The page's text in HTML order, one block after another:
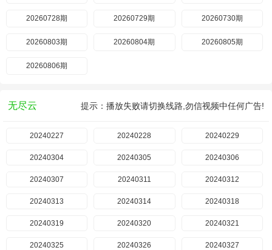
20260728期 20260729期 20260730期
20260803期 20260804期 20260805期
20260806期
无尽云 提示：播放失败请切换线路,勿信视频中任何广告!
20240227 20240228 20240229
20240304 20240305 20240306
20240307 20240311 20240312
20240313 20240314 20240318
20240319 20240320 20240321
20240325 20240326 20240327